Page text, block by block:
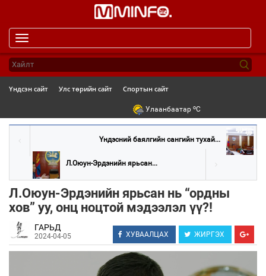
navigation
Үндсэн сайт Улс төрийн сайт Спортын сайт
Улаанбаатар oC
Үндэсний баялгийн сангийн тухай...
Л.Оюун-Эрдэнийн ярьсан...
Л.Оюун-Эрдэнийн ярьсан нь “ордны
хов” уу, онц ноцтой мэдээлэл үү?!
ГАРЬД
2024-04-05 ХУВААЛЦАХ ЖИРГЭХ